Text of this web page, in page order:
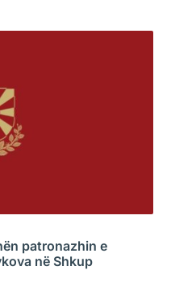
patronazhin e
në Shkup